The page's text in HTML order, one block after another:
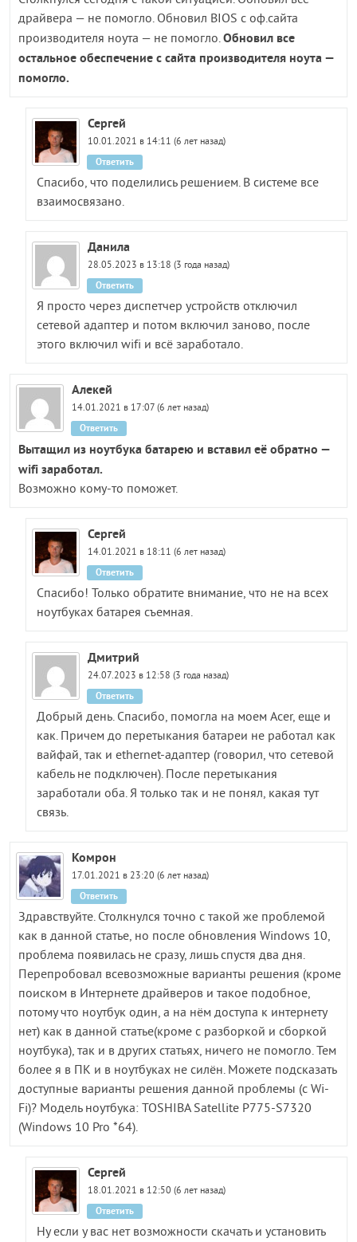
драйвера — не помогло. Обновил BIOS с оф.сайта
производителя ноута — не помогло.Обновил все
остальное обеспечение с сайта производителя ноута —
помогло.
Сергей
10.01.2021 в 14:11 (6 лет назад)
Спасибо, что поделились решением. В системе все
взаимосвязано.
Ответить
Данила
28.05.2023 в 13:18 (3 года назад)
Я просто через диспетчер устройств отключил
сетевой адаптер и потом включил заново, после
этого включил wifi и всё заработало.
Ответить
Алекей
14.01.2021 в 17:07 (6 лет назад)
Вытащил из ноутбука батарею и вставил её обратно —
wifi заработал.
Возможно кому-то поможет.
Ответить
Сергей
14.01.2021 в 18:11 (6 лет назад)
Спасибо! Только обратите внимание, что не на всех
ноутбуках батарея съемная.
Ответить
Дмитрий
24.07.2023 в 12:58 (3 года назад)
Добрый день. Спасибо, помогла на моем Acer, еще и
как. Причем до перетыкания батареи не работал как
вайфай, так и ethernet-адаптер (говорил, что сетевой
кабель не подключен). После перетыкания
заработали оба. Я только так и не понял, какая тут
связь.
Ответить
Комрон
17.01.2021 в 23:20 (6 лет назад)
Здравствуйте. Столкнулся точно с такой же проблемой
как в данной статье, но после обновления Windows 10,
проблема появилась не сразу, лишь спустя два дня.
Перепробовал всевозможные варианты решения (кроме
поиском в Интернете драйверов и такое подобное,
потому что ноутбук один, а на нём доступа к интернету
нет) как в данной статье(кроме с разборкой и сборкой
ноутбука), так и в других статьях, ничего не помогло. Тем
более я в ПК и в ноутбуках не силён. Можете подсказать
доступные варианты решения данной проблемы (с Wi-
Fi)? Модель ноутбука: TOSHIBA Satellite P775-S7320
(Windows 10 Pro *64).
Ответить
Сергей
18.01.2021 в 12:50 (6 лет назад)
Ну если у вас нет возможности скачать и установить
Ответить